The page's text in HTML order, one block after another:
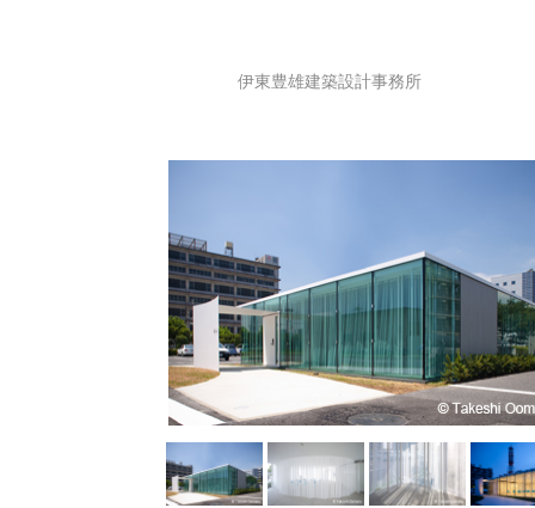
伊東豊雄建築設計事務所